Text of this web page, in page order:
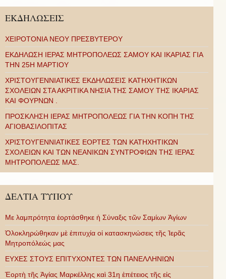
ΕΚΔΗΛΩΣΕΙΣ
ΧΕΙΡΟΤΟΝΙΑ ΝΕΟΥ ΠΡΕΣΒΥΤΕΡΟΥ
ΕΚΔΗΛΩΣΗ ΙΕΡΑΣ ΜΗΤΡΟΠΟΛΕΩΣ ΣΑΜΟΥ ΚΑΙ ΙΚΑΡΙΑΣ ΓΙΑ
ΤΗΝ 25Η ΜΑΡΤΙΟΥ
ΧΡΙΣΤΟΥΓΕΝΝΙΑΤΙΚΕΣ ΕΚΔΗΛΩΣΕΙΣ ΚΑΤΗΧΗΤΙΚΩΝ
ΣΧΟΛΕΙΩΝ ΣΤΑ ΑΚΡΙΤΙΚΑ ΝΗΣΙΑ ΤΗΣ ΣΑΜΟΥ ΤΗΣ ΙΚΑΡΙΑΣ
ΚΑΙ ΦΟΥΡΝΩΝ .
ΠΡΟΣΚΛΗΣΗ ΙΕΡΑΣ ΜΗΤΡΟΠΟΛΕΩΣ ΓΙΑ ΤΗΝ ΚΟΠΗ ΤΗΣ
ΑΓΙΟΒΑΣΙΛΟΠΙΤΑΣ
ΧΡΙΣΤΟΥΓΕΝΝΙΑΤΙΚΕΣ ΕΟΡΤΕΣ ΤΩΝ ΚΑΤΗΧΗΤΙΚΩΝ
ΣΧΟΛΕΙΩΝ ΚΑΙ ΤΩΝ ΝΕΑΝΙΚΩΝ ΣΥΝΤΡΟΦΙΩΝ ΤΗΣ ΙΕΡΑΣ
ΜΗΤΡΟΠΟΛΕΩΣ ΜΑΣ.
ΔΕΛΤΙΑ ΤΥΠΟΥ
Με λαμπρότητα ἑορτάσθηκε ἡ Σύναξις τῶν Σαμίων Ἁγίων
Ὁλοκληρώθηκαν μὲ ἐπιτυχία οἱ κατασκηνώσεις τῆς Ἱερᾶς
Μητροπόλεώς μας
ΕΥΧΕΣ ΣΤΟΥΣ ΕΠΙΤΥΧΟΝΤΕΣ ΤΩΝ ΠΑΝΕΛΛΗΝΙΩΝ
Ἑορτὴ τῆς Ἁγίας Μαρκέλλης καὶ 31η ἐπέτειος τῆς εἰς